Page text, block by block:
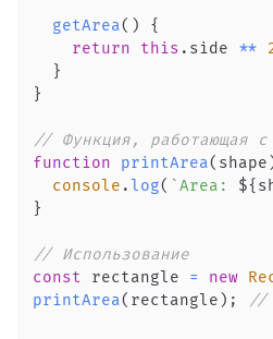
getArea( )
{
return
this . side **
}
}
// Функция, работающая с
function
printArea( shape
console .log( `Area: ${
}
// Использование
const rectangle = new
printArea( rectangle ) ; //